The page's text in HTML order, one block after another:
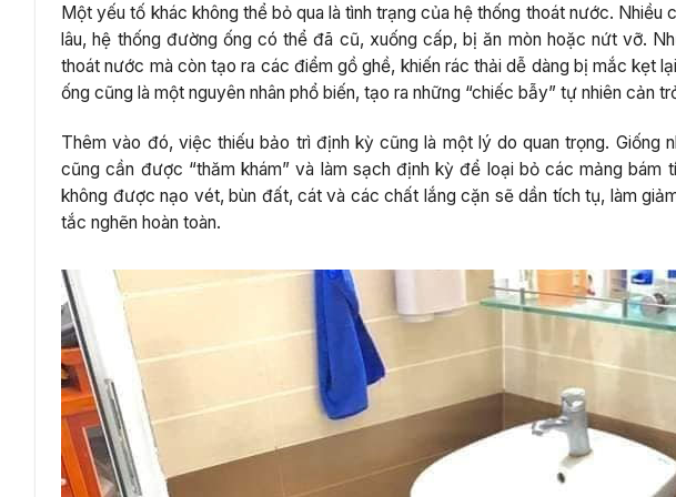
Một yếu tố khác không thể bỏ qua là tình trạng của hệ thống thoát nước.
lâu, hệ thống đường ống có thể đã cũ, xuống cấp, bị ăn mòn hoặc nứt vỡ.
thoát nước mà còn tạo ra các điểm gồ ghề, khiến rác thải dễ dàng bị mắc kẹt
ống cũng là một nguyên nhân phổ biến, tạo ra những “chiếc bẫy” tự nhiên cản
Thêm vào đó, việc thiếu bảo trì định kỳ cũng là một lý do quan trọng. Giống
cũng cần được “thăm khám” và làm sạch định kỳ để loại bỏ các mảng bám
không được nạo vét, bùn đất, cát và các chất lắng cặn sẽ dần tích tụ, làm
tắc nghẽn hoàn toàn.